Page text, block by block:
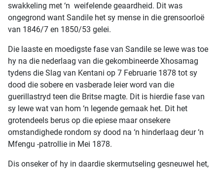
swakkeling met ‘n weifelende geaardheid. Dit was
ongegrond want Sandile het sy mense in die grensoorloë
van 1846/7 en 1850/53 gelei.
Die laaste en moedigste fase van Sandile se lewe was toe
hy na die nederlaag van die gekombineerde Xhosamag
tydens die Slag van Kentani op 7 Februarie 1878 tot sy
dood die sobere en vasberade leier word van die
guerillastryd teen die Britse magte. Dit is hierdie fase van
sy lewe wat van hom ‘n legende gemaak het. Dit het
grotendeels berus op die epiese maar onsekere
omstandighede rondom sy dood na ‘n hinderlaag deur ‘n
Mfengu -patrollie in Mei 1878.
Dis onseker of hy in daardie skermutseling gesneuwel het,